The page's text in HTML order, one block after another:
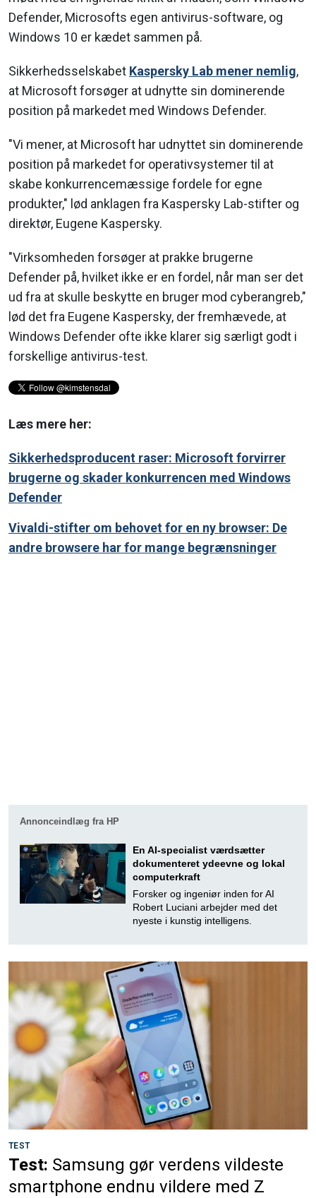
Defender, Microsofts egen antivirus-software, og
Windows 10 er kædet sammen på.
Sikkerhedsselskabet Kaspersky Lab mener nemlig,
at Microsoft forsøger at udnytte sin dominerende
position på markedet med Windows Defender.
"Vi mener, at Microsoft har udnyttet sin dominerende
position på markedet for operativsystemer til at
skabe konkurrencemæssige fordele for egne
produkter," lød anklagen fra Kaspersky Lab-stifter og
direktør, Eugene Kaspersky.
"Virksomheden forsøger at prakke brugerne
Defender på, hvilket ikke er en fordel, når man ser det
ud fra at skulle beskytte en bruger mod cyberangreb,"
lød det fra Eugene Kaspersky, der fremhævede, at
Windows Defender ofte ikke klarer sig særligt godt i
forskellige antivirus-test.
Læs mere her:
Sikkerhedsproducent raser: Microsoft forvirrer
brugerne og skader konkurrencen med Windows
Defender
Vivaldi-stifter om behovet for en ny browser: De
andre browsere har for mange begrænsninger
Annonceindlæg fra HP
En AI-specialist værdsætter
dokumenteret ydeevne og lokal
computerkraft
Forsker og ingeniør inden for AI
Robert Luciani arbejder med det
nyeste i kunstig intelligens.
TEST
Test: Samsung gør verdens vildeste
smartphone endnu vildere med Z